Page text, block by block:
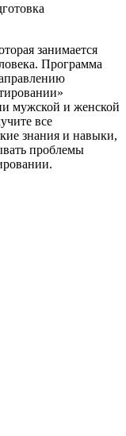
занимается
Программа
мужской и женской
все
знания и навыки,
проблемы